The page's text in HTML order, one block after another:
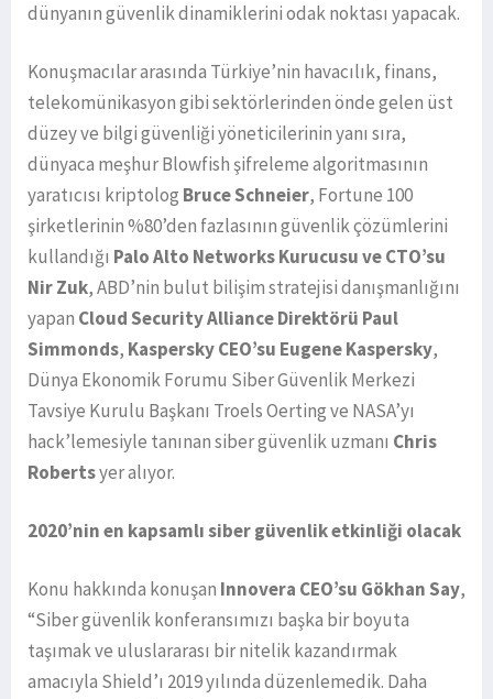
dünyanın güvenlik dinamiklerini odak noktası yapacak.
Konuşmacılar arasında Türkiye’nin havacılık, finans,
telekomünikasyon gibi sektörlerinden önde gelen üst
düzey ve bilgi güvenliği yöneticilerinin yanı sıra,
dünyaca meşhur Blowfish şifreleme algoritmasının
yaratıcısı kriptolog Bruce Schneier, Fortune 100
şirketlerinin %80’den fazlasının güvenlik çözümlerini
kullandığı Palo Alto Networks Kurucusu ve CTO’su
Nir Zuk, ABD’nin bulut bilişim stratejisi danışmanlığını
yapan Cloud Security Alliance Direktörü Paul
Simmonds, Kaspersky CEO’su Eugene Kaspersky,
Dünya Ekonomik Forumu Siber Güvenlik Merkezi
Tavsiye Kurulu Başkanı Troels Oerting ve NASA’yı
hack’lemesiyle tanınan siber güvenlik uzmanı Chris
Robertsyer alıyor.
2020’nin en kapsamlı siber güvenlik etkinliği olacak
Konu hakkında konuşan Innovera CEO’su Gökhan Say,
“Siber güvenlik konferansımızı başka bir boyuta
taşımak ve uluslararası bir nitelik kazandırmak
amacıyla Shield’ı 2019 yılında düzenlemedik. Daha